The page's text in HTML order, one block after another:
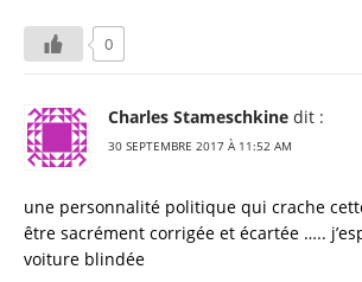
0
Charles Stameschkine dit :
30 SEPTEMBRE 2017 À 11:52 AM
une personnalité politique qui crache
être sacrément corrigée et écartée …..
voiture blindée